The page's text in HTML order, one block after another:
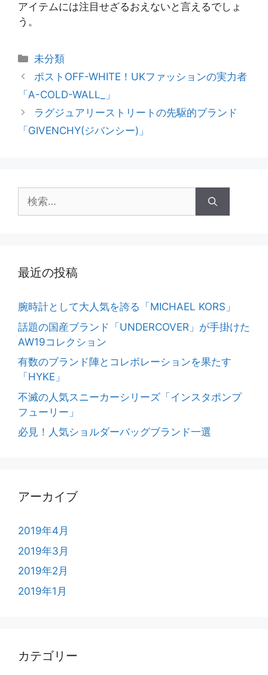
アイテムには注目せざるおえないと言えるでしょ
う。
カ
テ
リ
ー
未分類
ポストOFF-WHITE！UKファッションの実力者
「A-COLD-WALL_」
ラグジュアリーストリートの先駆的ブランド
「GIVENCHY(ジバンシー)」
索:
最近の投稿
腕時計として大人気を誇る「MICHAEL KORS」
話題の国産ブランド「UNDERCOVER」が手掛けた
AW19コレクション
有数のブランド陣とコレボレーションを果たす
「HYKE」
不滅の人気スニーカーシリーズ「インスタポンプ
フューリー」
必見！人気ショルダーバッグブランド一選
アーカイブ
2019年4月
2019年3月
2019年2月
2019年1月
カテゴリー